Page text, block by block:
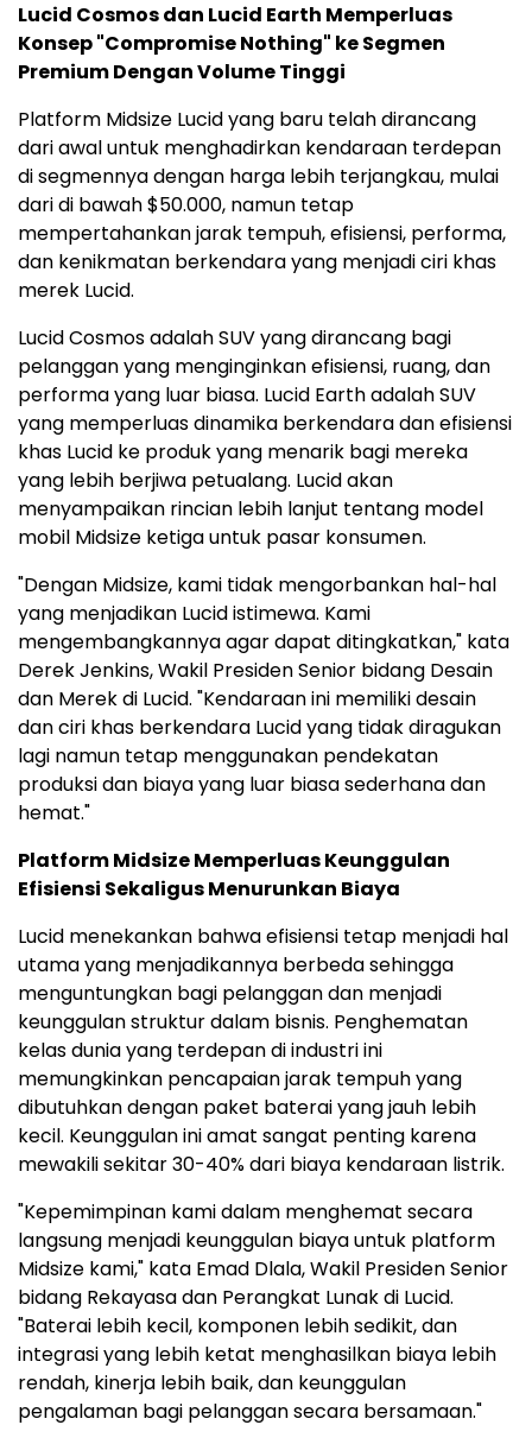
Lucid Cosmos dan Lucid Earth Memperluas
Konsep "Compromise Nothing" ke Segmen
Premium Dengan Volume Tinggi
Platform Midsize Lucid yang baru telah dirancang
dari awal untuk menghadirkan kendaraan terdepan
di segmennya dengan harga lebih terjangkau, mulai
dari di bawah $50.000, namun tetap
mempertahankan jarak tempuh, efisiensi, performa,
dan kenikmatan berkendara yang menjadi ciri khas
merek Lucid.
Lucid Cosmos adalah SUV yang dirancang bagi
pelanggan yang menginginkan efisiensi, ruang, dan
performa yang luar biasa. Lucid Earth adalah SUV
yang memperluas dinamika berkendara dan efisiensi
khas Lucid ke produk yang menarik bagi mereka
yang lebih berjiwa petualang. Lucid akan
menyampaikan rincian lebih lanjut tentang model
mobil Midsize ketiga untuk pasar konsumen.
"Dengan Midsize, kami tidak mengorbankan hal-hal
yang menjadikan Lucid istimewa. Kami
mengembangkannya agar dapat ditingkatkan," kata
Derek Jenkins, Wakil Presiden Senior bidang Desain
dan Merek di Lucid. "Kendaraan ini memiliki desain
dan ciri khas berkendara Lucid yang tidak diragukan
lagi namun tetap menggunakan pendekatan
produksi dan biaya yang luar biasa sederhana dan
hemat."
Platform Midsize Memperluas Keunggulan
Efisiensi Sekaligus Menurunkan Biaya
Lucid menekankan bahwa efisiensi tetap menjadi hal
utama yang menjadikannya berbeda sehingga
menguntungkan bagi pelanggan dan menjadi
keunggulan struktur dalam bisnis. Penghematan
kelas dunia yang terdepan di industri ini
memungkinkan pencapaian jarak tempuh yang
dibutuhkan dengan paket baterai yang jauh lebih
kecil. Keunggulan ini amat sangat penting karena
mewakili sekitar 30-40% dari biaya kendaraan listrik.
"Kepemimpinan kami dalam menghemat secara
langsung menjadi keunggulan biaya untuk platform
Midsize kami," kata Emad Dlala, Wakil Presiden Senior
bidang Rekayasa dan Perangkat Lunak di Lucid.
"Baterai lebih kecil, komponen lebih sedikit, dan
integrasi yang lebih ketat menghasilkan biaya lebih
rendah, kinerja lebih baik, dan keunggulan
pengalaman bagi pelanggan secara bersamaan."